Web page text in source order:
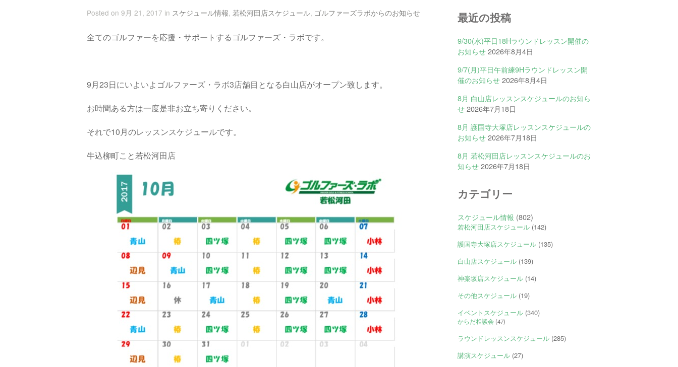
Posted on 9月 21, 2017 in スケジュール情報, 若松河田店スケジュール, ゴルファーズラボからのお知らせ
全てのゴルファーを応援・サポートするゴルファーズ・ラボです。
9月23日にいよいよゴルファーズ・ラボ3店舗目となる白山店がオープン致します。
お時間ある方は一度是非お立ち寄りください。
それで10月のレッスンスケジュールです。
牛込柳町こと若松河田店
最近の投稿
9/30(水)平日18Hラウンドレッスン開催の
お知らせ2026年8月4日
9/7(月)平日午前練9Hラウンドレッスン開
催のお知らせ2026年8月4日
8月 白山店レッスンスケジュールのお知ら
せ2026年7月18日
8月 護国寺大塚店レッスンスケジュールの
お知らせ2026年7月18日
8月 若松河田店レッスンスケジュールのお
知らせ2026年7月18日
カテゴリー
スケジュール情報 (802)
若松河田店スケジュール (142)
護国寺大塚店スケジュール (135)
白山店スケジュール (139)
神楽坂店スケジュール (14)
その他スケジュール (19)
イベントスケジュール (340)
からだ相談会 (47)
ラウンドレッスンスケジュール (285)
講演スケジュール (27)